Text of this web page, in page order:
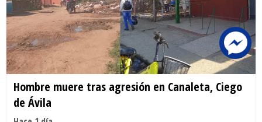
Hombre muere tras agresión en Canaleta, Ciego
de Ávila